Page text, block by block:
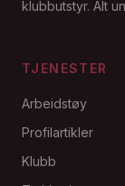
klubbutstyr. Alt
TJENESTER
Arbeidstøy
Profilartikler
Klubb